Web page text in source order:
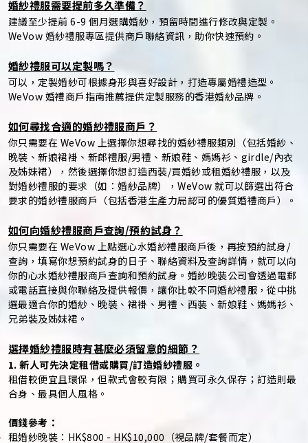
婚紗禮服需要提前多久準備？
建議至少提前 6-9 個月選購婚紗，預留時間進行修改與定製。
WeVow 婚紗禮服專區提供商戶聯絡資訊，助你快速預約。
婚紗禮服可以定製嗎？
可以，定製婚紗可根據身形與喜好設計，打造專屬婚禮造型。
WeVow 婚禮商戶指南推薦提供定製服務的香港婚紗品牌。
如何尋找合適的婚紗禮服商戶？
你只需要在 WeVow 上選擇你想尋找的婚紗禮服類別（包括婚紗、
晚裝、新娘裙褂、新郎禮服/男禮、新娘鞋、媽媽衫、girdle/內衣
及姊妹裙），然後選擇你想訂造西裝/買婚紗或租婚紗禮服，以及
對婚紗禮服的要求（如：婚紗品牌），WeVow 就可以篩選出符合
要求的婚紗禮服商戶（包括香港生產力局認可的優質婚禮商戶）。
如何向婚紗禮服商戶查詢/預約試身？
你只需要在 WeVow 上點選心水婚紗禮服商戶後，再按預約試身/
查詢，填寫你想預約試身的日子、聯絡資料及查詢詳情，就可以向
你的心水婚紗禮服商戶查詢和預約試身。婚紗晚裝公司會透過電郵
或電話直接與你聯絡及提供報價，讓你比較不同婚紗禮服，從中挑
選最適合你的婚紗、晚裝、裙褂、男禮、西裝、新娘鞋、媽媽衫、
兄弟裝及姊妹裙。
選擇婚紗禮服時有甚麼必須留意的細節？
1. 新人可先決定租借或購買/訂造婚紗禮服。
租借較便宜且環保，但款式會較有限；購買可永久保存；訂造則最
合身、最具個人風格。
價錢參考：
租婚紗晚裝：HK$800 - HK$10,000（視品牌/套餐而定）